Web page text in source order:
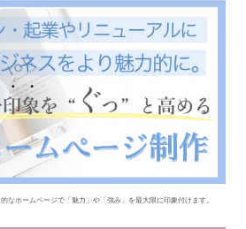
なホームページで「魅力」や「強み」を最大限に印象付けます。